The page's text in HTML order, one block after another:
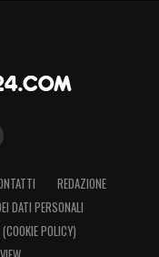
REDAZIONE
DATI PERSONALI
POLICY)